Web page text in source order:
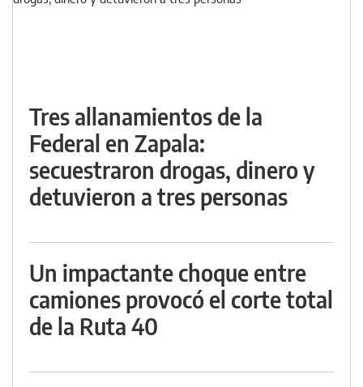
Tres allanamientos de la
Federal en Zapala:
secuestraron drogas, dinero y
detuvieron a tres personas
Un impactante choque entre
camiones provocó el corte total
de la Ruta 40